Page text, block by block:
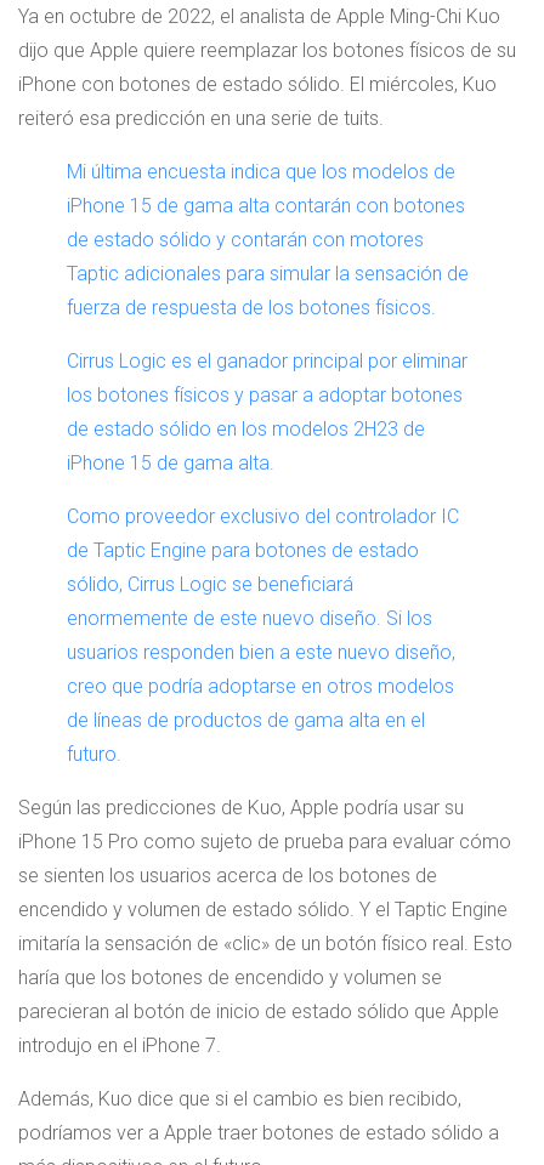
Ya en octubre de 2022, el analista de Apple Ming-Chi Kuo
dijo que Apple quiere reemplazar los botones físicos de su
iPhone con botones de estado sólido. El miércoles, Kuo
reiteró esa predicción en una serie de tuits.
Mi última encuesta indica que los modelos de
iPhone 15 de gama alta contarán con botones
de estado sólido y contarán con motores
Taptic adicionales para simular la sensación de
fuerza de respuesta de los botones físicos.
Cirrus Logic es el ganador principal por eliminar
los botones físicos y pasar a adoptar botones
de estado sólido en los modelos 2H23 de
iPhone 15 de gama alta.
Como proveedor exclusivo del controlador IC
de Taptic Engine para botones de estado
sólido, Cirrus Logic se beneficiará
enormemente de este nuevo diseño. Si los
usuarios responden bien a este nuevo diseño,
creo que podría adoptarse en otros modelos
de líneas de productos de gama alta en el
futuro.
Según las predicciones de Kuo, Apple podría usar su
iPhone 15 Pro como sujeto de prueba para evaluar cómo
se sienten los usuarios acerca de los botones de
encendido y volumen de estado sólido. Y el Taptic Engine
imitaría la sensación de «clic» de un botón físico real. Esto
haría que los botones de encendido y volumen se
parecieran al botón de inicio de estado sólido que Apple
introdujo en el iPhone 7.
Además, Kuo dice que si el cambio es bien recibido,
podríamos ver a Apple traer botones de estado sólido a